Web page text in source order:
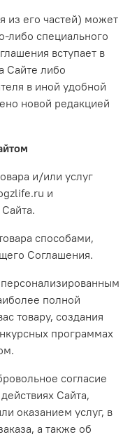
из его частей) может
либо специального
вступает в
Сайте либо
в иной удобной
новой редакцией
и/или услуг
и
способами,
Соглашения.
полной
товару, создания
программах
согласие
Сайта,
оказанием услуг, в
а также об